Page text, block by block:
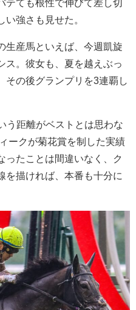
テても根性で伸びて差し切
い強さも見せた。
生産馬といえば、今週凱旋
ス。彼女も、夏を越えぶっ
の後グランプリを3連覇し
う距離がベストとは思わな
ークが菊花賞を制した実績
ったことは間違いなく、ク
を描ければ、本番も十分に